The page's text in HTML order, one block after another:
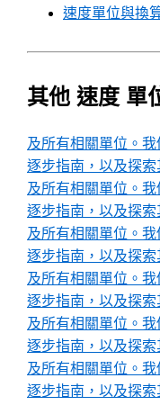
速度單位與換
其他 速度 單
及所有相關單位。
逐步指南，以及探
及所有相關單位。
逐步指南，以及探
及所有相關單位。
逐步指南，以及探
及所有相關單位。
逐步指南，以及探
及所有相關單位。
逐步指南，以及探
及所有相關單位。
逐步指南，以及探